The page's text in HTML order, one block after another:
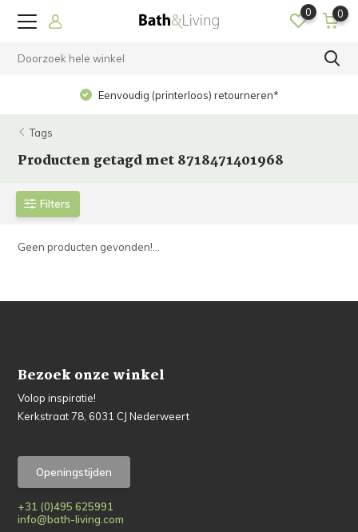
0 0
Eenvoudig (printerloos) retourneren*
Tags
Producten getagd met 8718471401968
Filters
Geen producten gevonden!...
Bezoek onze winkel
Volop inspiratie!
Kerkstraat 78, 6031 CJ Nederweert
Openingstijden
+31 (0)495 625991
info@bath-living.com